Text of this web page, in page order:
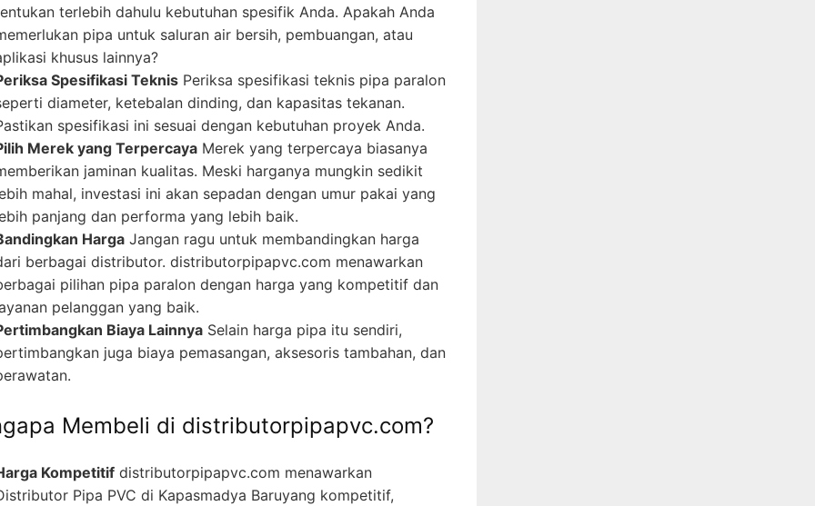
terlebih dahulu kebutuhan spesifik Anda. Apakah Anda
pipa untuk saluran air bersih, pembuangan, atau
khusus lainnya?
Spesifikasi Teknis Periksa spesifikasi teknis pipa paralon
diameter, ketebalan dinding, dan kapasitas tekanan.
spesifikasi ini sesuai dengan kebutuhan proyek Anda.
Merek yang Terpercaya Merek yang terpercaya biasanya
jaminan kualitas. Meski harganya mungkin sedikit
mahal, investasi ini akan sepadan dengan umur pakai yang
panjang dan performa yang lebih baik.
Harga Jangan ragu untuk membandingkan harga
berbagai distributor. distributorpipapvc.com menawarkan
pilihan pipa paralon dengan harga yang kompetitif dan
pelanggan yang baik.
Biaya Lainnya Selain harga pipa itu sendiri,
juga biaya pemasangan, aksesoris tambahan, dan
Membeli di distributorpipapvc.com?
Kompetitif distributorpipapvc.com menawarkan
Pipa PVC di Kapasmadya Baruyang kompetitif,